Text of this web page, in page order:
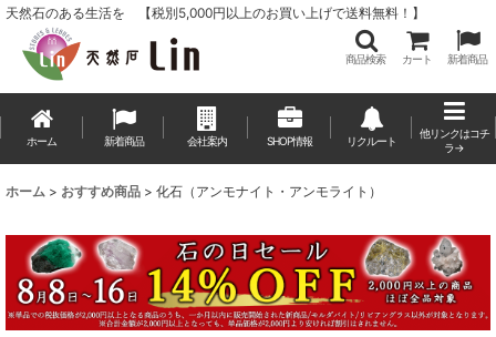
天然石のある生活を 【税別5,000円以上のお買い上げで送料無料！】
商品検索 カート 新着商品
ホーム 新着商品 会社案内 SHOP情報 リクルート
他リンクはコチ
ラ→
ホーム > おすすめ商品 > 化石（アンモナイト・アンモライト）